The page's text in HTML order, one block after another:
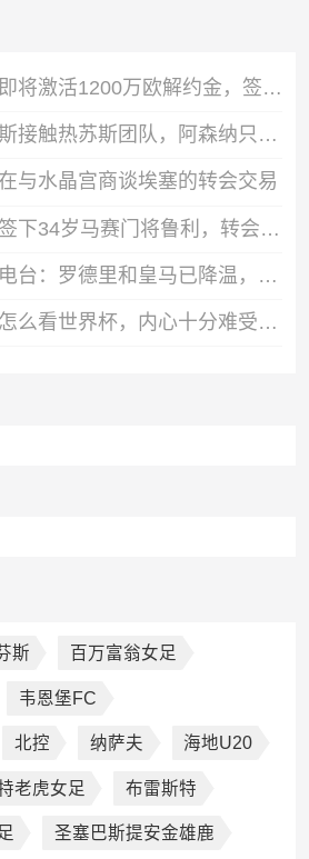
罗马诺：布鲁日即将激活1200万欧解约金，签下马略卡前锋比尔希利
罗马诺：那不勒斯接触热苏斯团队，阿森纳只接受永久转会
与水晶宫商谈埃塞的转会交易
队报：曼城即将签下34岁马赛门将鲁利，转会费350万欧元
要下树了？科贝电台：罗德里和皇马已降温，巴萨和他达成个人协议
卡拉菲奥里：没怎么看世界杯，内心十分难受，我会把情绪化为动力
斯 百万富翁女足
韦恩堡FC
北控 纳萨夫 海地U20
老虎女足 布雷斯特
圣塞巴斯提安金雄鹿